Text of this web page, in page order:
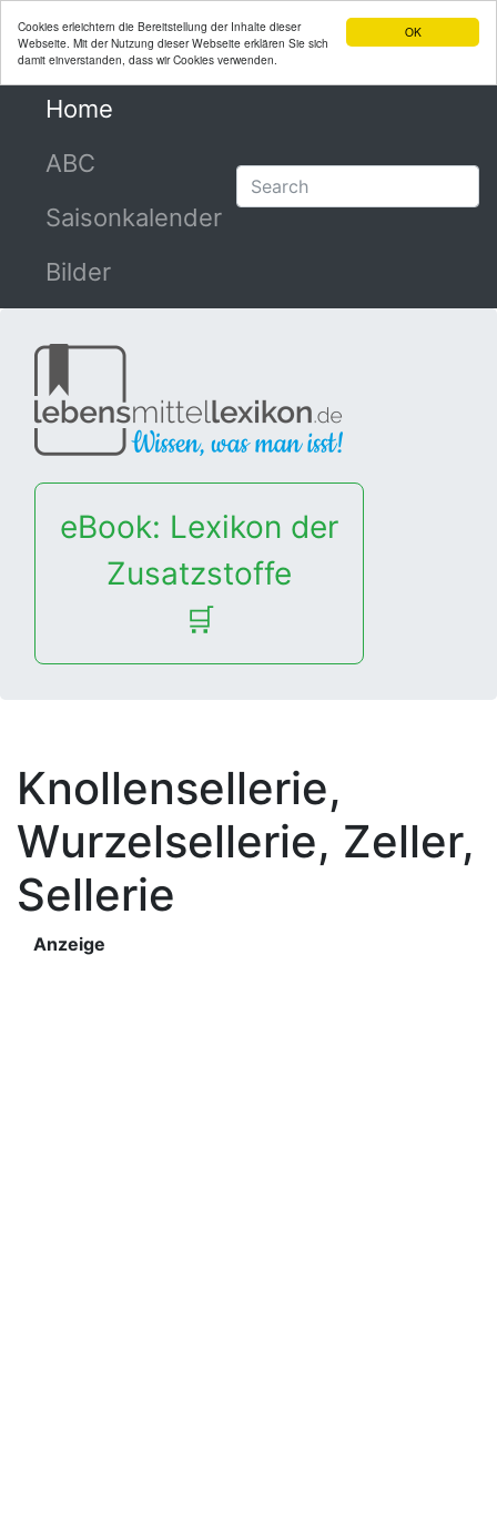
OK
Cookies erleichtern die Bereitstellung der Inhalte dieser
Webseite. Mit der Nutzung dieser Webseite erklären Sie sich
damit einverstanden, dass wir Cookies verwenden.
Home
ABC
Saisonkalender
Bilder
eBook: Lexikon der
Zusatzstoffe
🛒
Knollensellerie,
Wurzelsellerie, Zeller,
Sellerie
Anzeige